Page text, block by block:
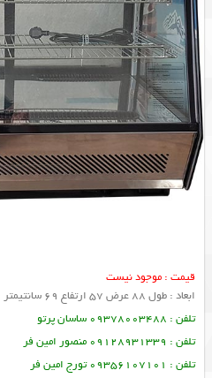
قیمت : موجود نیست
ابعاد : طول 88 عرض 57 ارتفاع 69 سانتیمتر
تلفن : 09378003488 ساسان پرتو
تلفن : 09128931339 منصور امین فر
تلفن : 09356107101 تورج امین فر